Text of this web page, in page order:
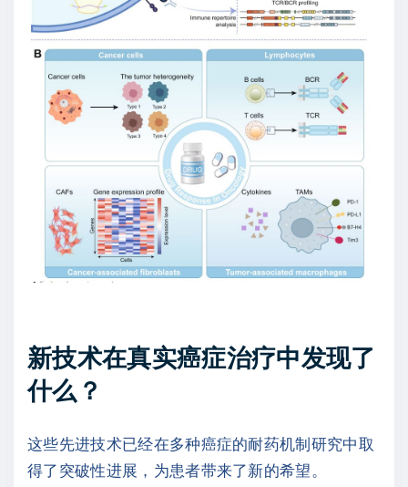
新技术在真实癌症治疗中发现了
什么？
这些先进技术已经在多种癌症的耐药机制研究中取
得了突破性进展，为患者带来了新的希望。